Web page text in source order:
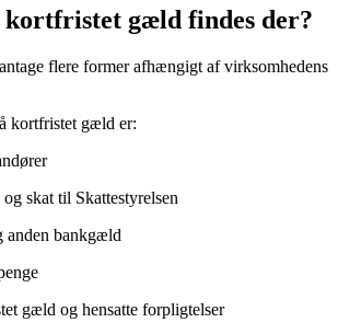
gæld findes der?
flere former afhængigt af virksomhedens
kortfristet gæld er:
skat til Skattestyrelsen
anden bankgæld
gæld og hensatte forpligtelser